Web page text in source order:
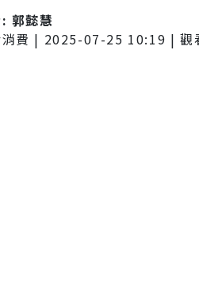
郭懿慧
費 | 2025-07-25 10:19 | 觀